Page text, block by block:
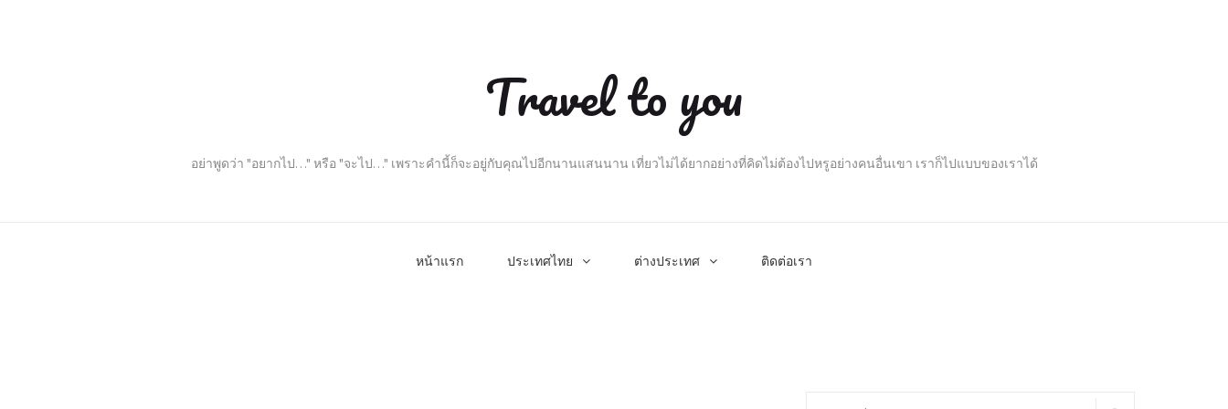
Travel to you
อย่าพูดว่า "อยากไป…" หรือ "จะไป…" เพราะคำนี้ก็จะอยู่กับคุณไปอีกนานแสนนาน เที่ยวไม่ได้ยากอย่างที่คิดไม่ต้องไปหรูอย่างคนอื่นเขา เราก็ไปแบบของเราได้
หน้าแรก ประเทศไทย ต่างประเทศ ติดต่อเรา